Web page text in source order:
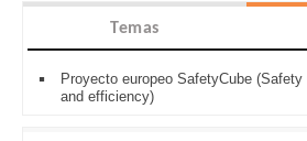
Temas
Proyecto europeo SafetyCube
and efficiency)